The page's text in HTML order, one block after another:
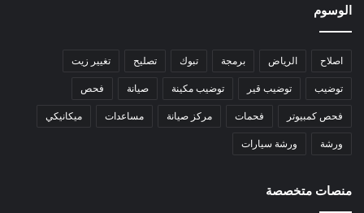
الوسوم
اصلاح الرياض برمجة تبوك تصليح تغيير زيت
توضيب توضيب قير توضيب مكينة صيانة فحص
فحص كمبيوتر فحمات مركز صيانة مساعدات ميكانيكي
ورشة ورشة سيارات
منصات متخصصة